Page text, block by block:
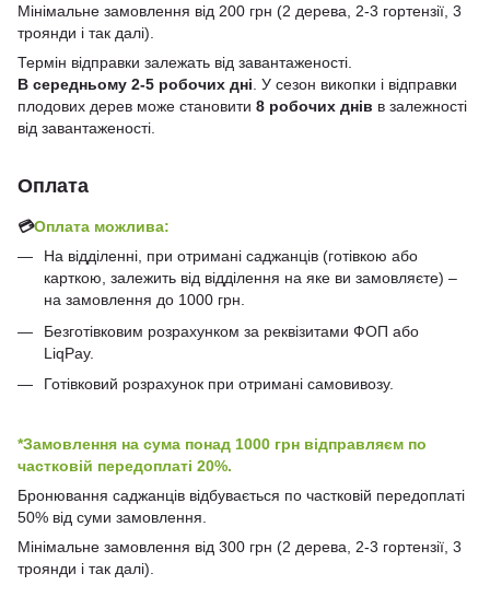
Мінімальне замовлення від 200 грн (2 дерева, 2-3 гортензії, 3
троянди і так далі).
Термін відправки залежать від завантаженості.
В середньому 2-5 робочих дні . У сезон викопки і відправки
плодових дерев може становити 8 робочих днів в залежності
від завантаженості.
Оплата
💳Оплата можлива:
На відділенні, при отримані саджанців (готівкою або
карткою, залежить від відділення на яке ви замовляєте) –
на замовлення до 1000 грн.
Безготівковим розрахунком за реквізитами ФОП або
LiqPay.
Готівковий розрахунок при отримані самовивозу.
*Замовлення на сума понад 1000 грн відправляєм по
частковій передоплаті 20%.
Бронювання саджанців відбувається по частковій передоплаті
50% від суми замовлення.
Мінімальне замовлення від 300 грн (2 дерева, 2-3 гортензії, 3
троянди і так далі).